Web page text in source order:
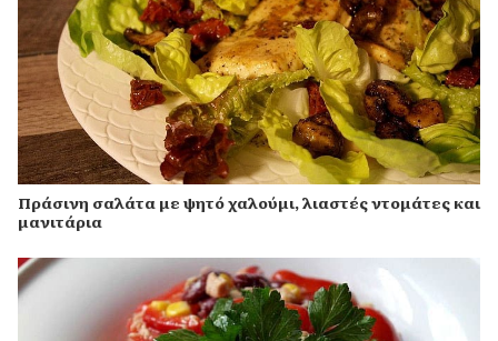
Πράσινη σαλάτα με ψητό χαλούμι, λιαστές ντομάτες και
μανιτάρια